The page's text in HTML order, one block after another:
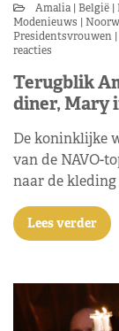
Amalia België
Modenieuws
Presidentsvrouwen
reacties
Terugblik
diner, Mary
De koninklijke
van de NAVO-
naar de
Lees verder